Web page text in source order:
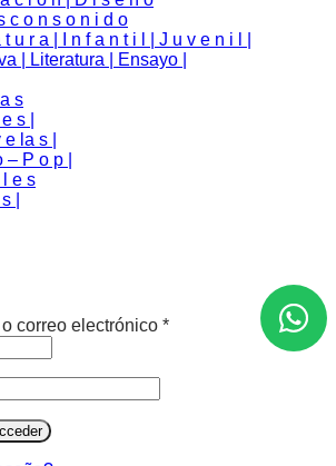
c o n s o n i d o
t u r a | I n f a n t i l | J u v e n i l |
| Literatura | Ensayo |
s
s |
la s |
– P o p |
l e s
|
correo electrónico *Obligatorio